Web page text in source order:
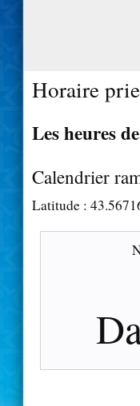
Horaire
Les heures
Calendrier
Latitude :